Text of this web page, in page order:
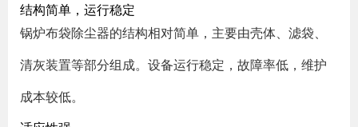
结构简单，运行稳定
锅炉布袋除尘器的结构相对简单，主要由壳体、滤袋、
清灰装置等部分组成。设备运行稳定，故障率低，维护
成本较低。